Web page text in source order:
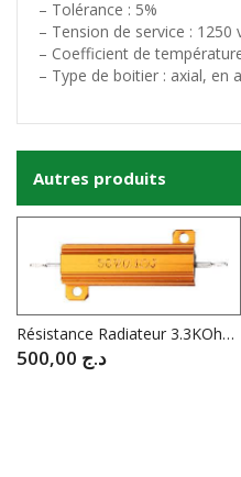
– Tolérance : 5%
– Tension de service : 1250
– Coefficient de
– Type de boitier : axial, en
Autres produits
Résistance Radiateur 3.3KOhm 50W
د.ج